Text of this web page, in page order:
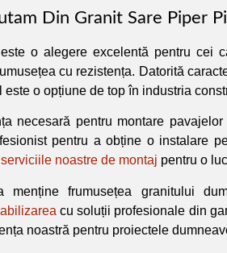
Din Granit Sare Piper
o alegere excelentă pentru cei
cu rezistența. Datorită
este o opțiune de top în industria
necesară pentru montare
pentru a obține o instalare
serviciile noastre de montaj pentru o
menține frumusețea granitului
cu soluții profesionale din
noastră pentru proiectele